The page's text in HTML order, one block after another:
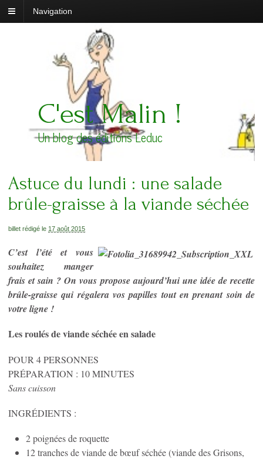
Navigation
C'est Malin !
Un blog des éditions Leduc
Astuce du lundi : une salade
brûle-graisse à la viande séchée
billet rédigé le 17 août 2015
C’est l’été et vous
souhaitez manger
frais et sain ? On vous propose aujourd’hui une idée de recette
brûle-graisse qui régalera vos papilles tout en prenant soin de
votre ligne !
Les roulés de viande séchée en salade
POUR 4 PERSONNES
PRÉPARATION : 10 MINUTES
Sans cuisson
INGRÉDIENTS :
2 poignées de roquette
12 tranches de viande de bœuf séchée (viande des Grisons,